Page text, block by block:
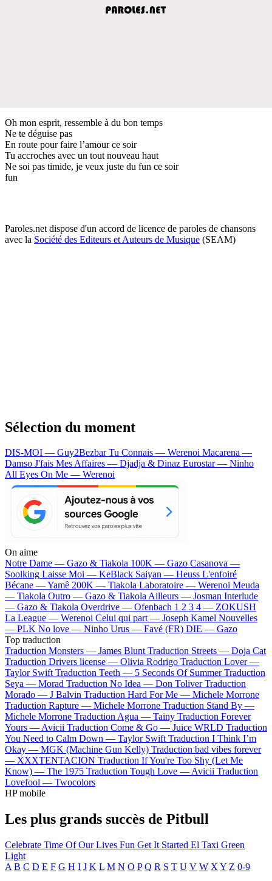
Oh mon esprit, ressemble à du bon temps
Ne te déguise pas
En route pour faire l’amour ce soir
Tu accroches avec un tout nouveau haut
Ne soi pas timide, je veux juste du fun ce soir
fun
Paroles.net dispose d'un accord de licence de paroles de chansons
avec la Société des Editeurs et Auteurs de Musique (SEAM)
Sélection du moment
DIS-MOI — Guy2BezbarTu Connais — Werenoi Macarena —
Damso J'fais Mes Affaires — Djadja & Dinaz Eurostar — Ninho
All Eyes On Me — Werenoi
On aime
Notre Dame — Gazo & Tiakola 100K — Gazo Casanova —
Soolking Laisse Moi — KeBlack Saiyan — Heuss L'enfoiré
Bécane —Yamê 200K — Tiakola Laboratoire — Werenoi Meuda
— Tiakola Outro — Gazo & TiakolaAilleurs — Josman Interlude
— Gazo & Tiakola Overdrive — Ofenbach 1 2 3 4 — ZOKUSH
La League — Werenoi Celui qui part — Joseph Kamel Nouvelles
— PLK No love — Ninho Urus — Favé (FR) DIE — Gazo
Top traduction
Traduction Monsters — James Blunt Traduction Streets — Doja Cat
Traduction Drivers license — Olivia Rodrigo Traduction Lover —
Taylor Swift Traduction Teeth — 5 Seconds Of Summer Traduction
Seya — Morad Traduction No Idea — Don Toliver Traduction
Morado — J Balvin Traduction Hard For Me — Michele Morrone
Traduction Rapture — Michele Morrone Traduction Stand By —
Michele Morrone Traduction Agua — Tainy Traduction Forever
Yours —Avicii Traduction Come & Go — Juice WRLD Traduction
You Need to Calm Down — Taylor Swift Traduction I Think I’m
Okay — MGK (Machine Gun Kelly) Traduction bad vibes forever
— XXXTENTACION Traduction If You're Too Shy (Let Me
Know) — The 1975 Traduction Tough Love —Avicii Traduction
Lovefool — Twocolors
HP mobile
Les plus grands succès de Pitbull
Celebrate Time Of Our Lives Fun Get It Started El Taxi Green
Light
A B C D E F G H I J K L M N O P Q R S T U V W X Y Z 0-9